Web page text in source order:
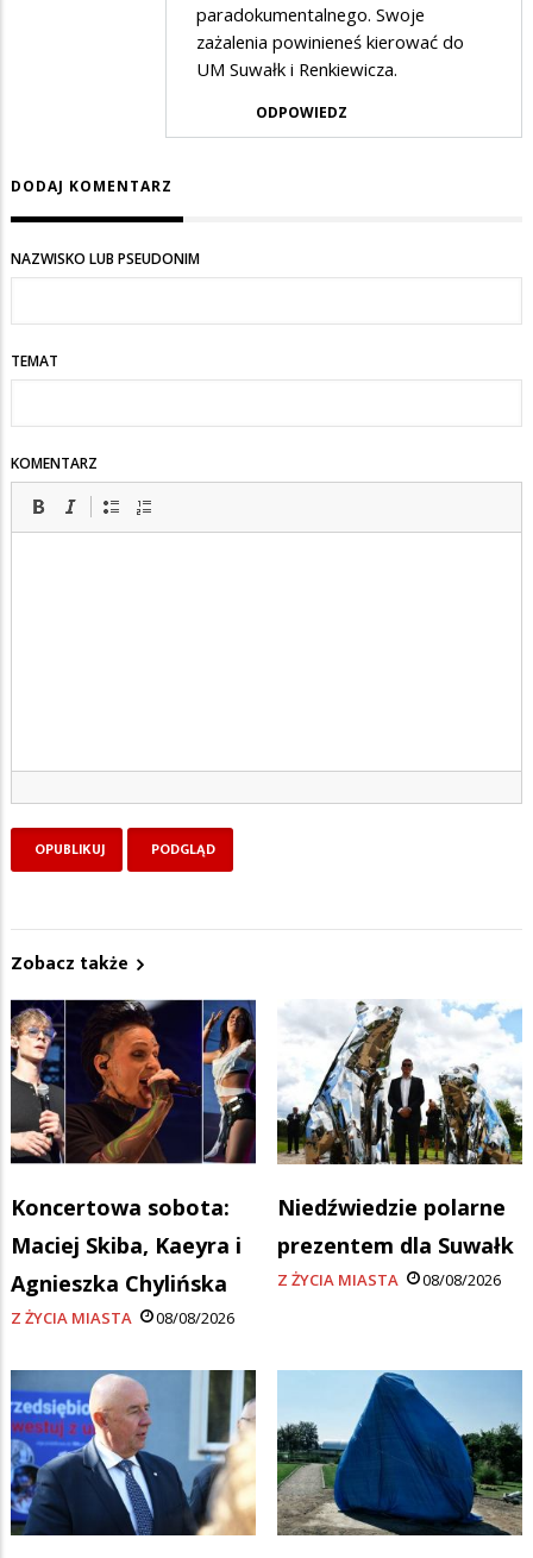
paradokumentalnego. Swoje
zażalenia powinieneś kierować do
UM Suwałk i Renkiewicza.
ODPOWIEDZ
DODAJ KOMENTARZ
NAZWISKO LUB PSEUDONIM
TEMAT
KOMENTARZ
Zobacz także
Koncertowa sobota:
Maciej Skiba, Kaeyra i
Agnieszka Chylińska
Z ŻYCIA MIASTA 08/08/2026
Niedźwiedzie polarne
prezentem dla Suwałk
Z ŻYCIA MIASTA 08/08/2026